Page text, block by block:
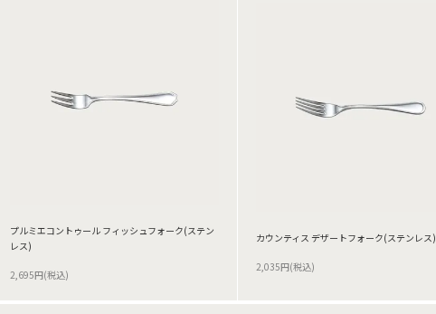
プルミエコントゥール フィッシュフォーク(ステン
レス)
2,695円(税込)
カウンティス デザートフォーク(ステンレス)
2,035円(税込)